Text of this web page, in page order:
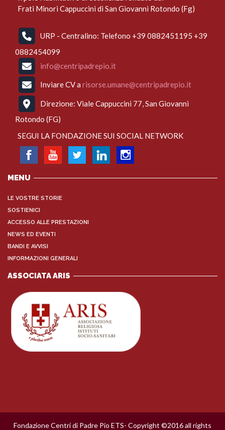
Frati Minori Cappuccini di San Giovanni Rotondo (Fg)
URP - Centralino: Telefono +39 0882451195 +39
0882454099
info@centripadrepio.it
Inviare CV a risorse.umane@centripadrepio.it
Direzione: Viale Cappuccini 77, San Giovanni
Rotondo (FG)
SEGUI LA FONDAZIONE SUI SOCIAL NETWORK
MENU
LE VOSTRE STORIE
SOSTIENICI
ACCESSO ALLE PRESTAZIONI
NEWS ED EVENTI
BANDI E AVVISI
INFORMAZIONI GENERALI
ASSOCIATA ARIS
Fondazione Centri di Padre Pio ETS- Copyright ©2016 all rights